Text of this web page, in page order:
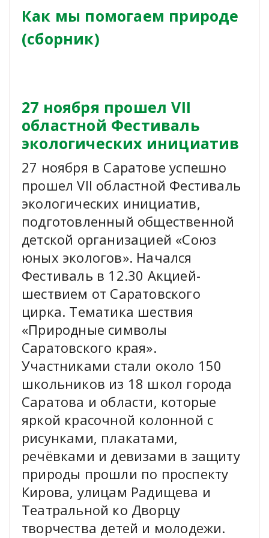
Как мы помогаем природе
(сборник)
27 ноября прошел VII
областной Фестиваль
экологических инициатив
27 ноября в Саратове успешно
прошел VII областной Фестиваль
экологических инициатив,
подготовленный общественной
детской организацией «Союз
юных экологов». Начался
Фестиваль в 12.30 Акцией-
шествием от Саратовского
цирка. Тематика шествия
«Природные символы
Саратовского края».
Участниками стали около 150
школьников из 18 школ города
Саратова и области, которые
яркой красочной колонной с
рисунками, плакатами,
речёвками и девизами в защиту
природы прошли по проспекту
Кирова, улицам Радищева и
Театральной ко Дворцу
творчества детей и молодежи.